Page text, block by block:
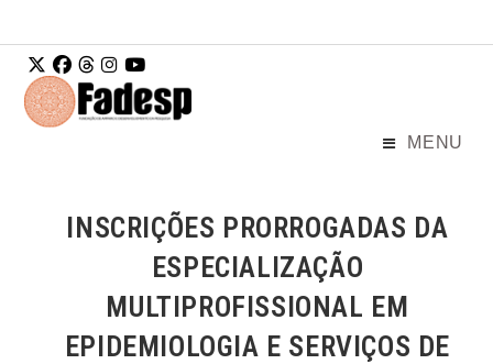
conteúdo
MENU
INSCRIÇÕES PRORROGADAS DA
ESPECIALIZAÇÃO
MULTIPROFISSIONAL EM
EPIDEMIOLOGIA E SERVIÇOS DE